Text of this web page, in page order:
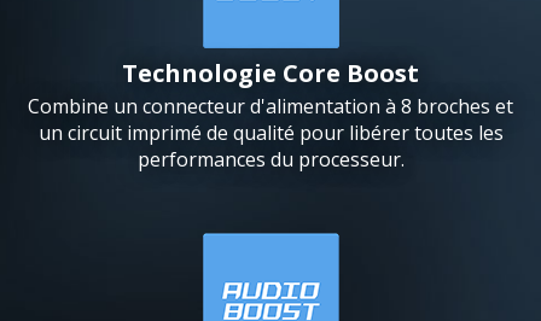
Technologie Core Boost
Combine un connecteur d'alimentation à 8 broches et
un circuit imprimé de qualité pour libérer toutes les
performances du processeur.